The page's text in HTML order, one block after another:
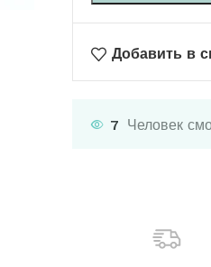
Добавить в
7 Человек